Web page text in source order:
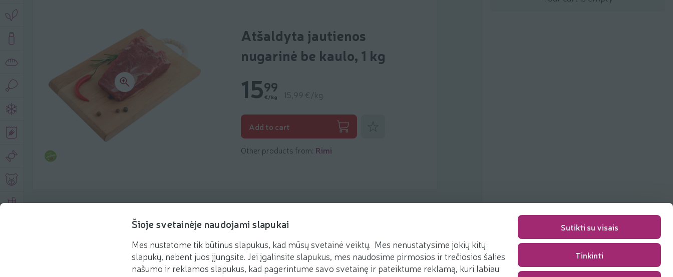
Šioje svetainėje naudojami slapukai
Mes nustatome tik būtinus slapukus, kad mūsų svetainė veiktų. Mes nenustatysime jokių kitų
slapukų, nebent juos įjungsite. Jei įgalinsite slapukus, mes naudosime pirmosios ir trečiosios šalies
našumo ir reklamos slapukus, kad pagerintume savo svetainę ir pateiktume reklamą, kuri labiau
Sutikti su visais
Tinkinti
Atšaldyta jautienos
nugarinė be kaulo, 1 kg
1599
€/kg 15,99 €/kg
Add to cart
Other products from: Rimi
Product description
Recommendations Recipes
Packaging fee 0,00 €